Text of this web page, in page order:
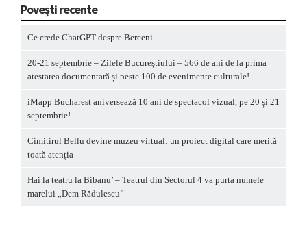
Povești recente
Ce crede ChatGPT despre Berceni
20-21 septembrie – Zilele Bucureștiului – 566 de ani de la prima
atestarea documentară și peste 100 de evenimente culturale!
iMapp Bucharest aniversează 10 ani de spectacol vizual, pe 20 și 21
septembrie!
Cimitirul Bellu devine muzeu virtual: un proiect digital care merită
toată atenția
Hai la teatru la Bibanu’ – Teatrul din Sectorul 4 va purta numele
marelui „Dem Rădulescu”